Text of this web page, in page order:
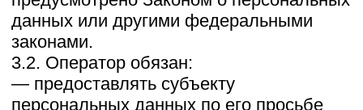
меры по защите своих прав;
— выдвигать условие предварительного
согласия при обработке персональных
данных в целях продвижения на рынке
товаров, работ и услуг;
— на отзыв согласия на обработку
персональных данных, а также, на